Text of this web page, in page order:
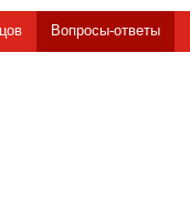
Вопросы-ответы